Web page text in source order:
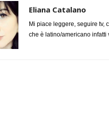
Eliana Catalano
Mi piace leggere, seguire tv,
che è latino/americano infatti